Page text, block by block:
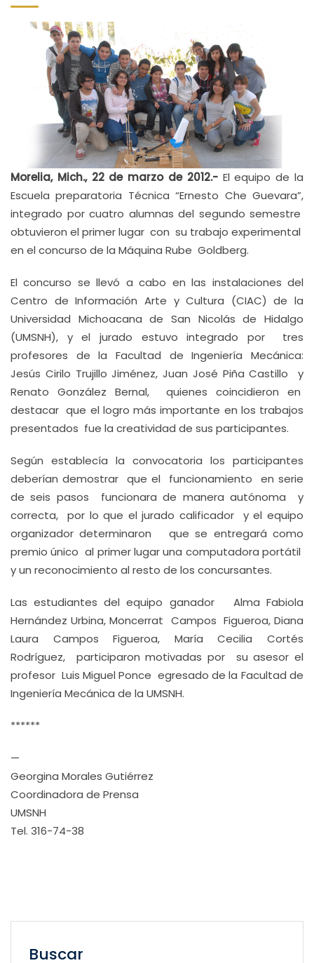
Morelia, Mich., 22 de marzo de 2012.- El equipo de la
Escuela preparatoria Técnica “Ernesto Che Guevara”,
integrado por cuatro alumnas del segundo semestre
obtuvieron el primer lugar con su trabajo experimental
en el concurso de la Máquina Rube Goldberg.
El concurso se llevó a cabo en las instalaciones del
Centro de Información Arte y Cultura (CIAC) de la
Universidad Michoacana de San Nicolás de Hidalgo
(UMSNH), y el jurado estuvo integrado por tres
profesores de la Facultad de Ingeniería Mecánica:
Jesús Cirilo Trujillo Jiménez, Juan José Piña Castillo y
Renato González Bernal, quienes coincidieron en
destacar que el logro más importante en los trabajos
presentados fue la creatividad de sus participantes.
Según establecía la convocatoria los participantes
deberían demostrar que el funcionamiento en serie
de seis pasos funcionara de manera autónoma y
correcta, por lo que el jurado calificador y el equipo
organizador determinaron que se entregará como
premio único al primer lugar una computadora portátil
y un reconocimiento al resto de los concursantes.
Las estudiantes del equipo ganador Alma Fabiola
Hernández Urbina, Moncerrat Campos Figueroa, Diana
Laura Campos Figueroa, María Cecilia Cortés
Rodríguez, participaron motivadas por su asesor el
profesor Luis Miguel Ponce egresado de la Facultad de
Ingeniería Mecánica de la UMSNH.
******
—
Georgina Morales Gutiérrez
Coordinadora de Prensa
UMSNH
Tel. 316-74-38
Buscar